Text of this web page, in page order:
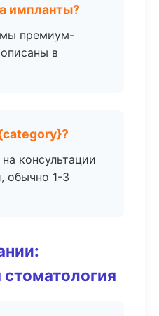
импланты?
премиум-
в
консультации
обычно 1-3